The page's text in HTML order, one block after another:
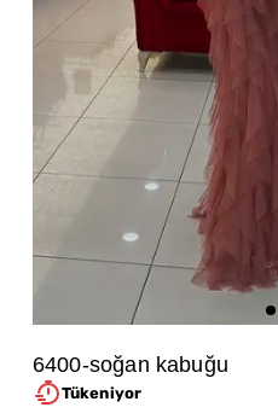
6400-soğan kabuğu
Tükeniyor